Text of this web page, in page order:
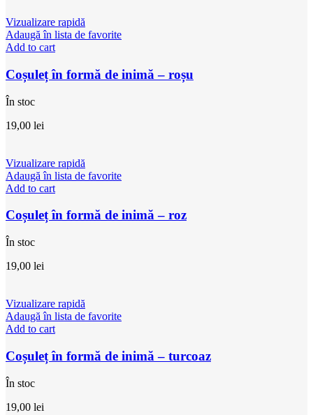
Vizualizare rapidă
Adaugă în lista de favorite
Add to cart
Coșuleț în formă de inimă – roșu
În stoc
19,00 lei
Vizualizare rapidă
Adaugă în lista de favorite
Add to cart
Coșuleț în formă de inimă – roz
În stoc
19,00 lei
Vizualizare rapidă
Adaugă în lista de favorite
Add to cart
Coșuleț în formă de inimă – turcoaz
În stoc
19,00 lei